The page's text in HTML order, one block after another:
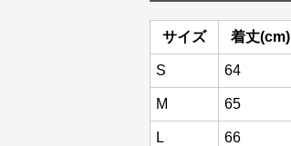
サイズ 着丈(cm)
S 64
M 65
L 66